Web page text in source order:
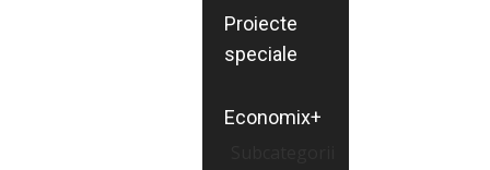
Proiecte
speciale
Economix+